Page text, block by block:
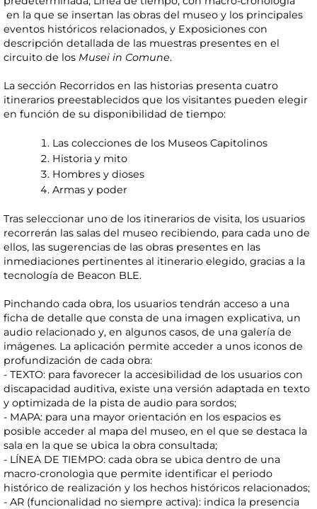
en la que se insertan las obras del museo y los principales
eventos históricos relacionados, y Exposiciones con
descripción detallada de las muestras presentes en el
circuito de los Musei in Comune.
La sección Recorridos en las historias presenta cuatro
itinerarios preestablecidos que los visitantes pueden elegir
en función de su disponibilidad de tiempo:
Las colecciones de los Museos Capitolinos
Historia y mito
Hombres y dioses
Armas y poder
Tras seleccionar uno de los itinerarios de visita, los usuarios
recorrerán las salas del museo recibiendo, para cada uno de
ellos, las sugerencias de las obras presentes en las
inmediaciones pertinentes al itinerario elegido, gracias a la
tecnología de Beacon BLE.
Pinchando cada obra, los usuarios tendrán acceso a una
ficha de detalle que consta de una imagen explicativa, un
audio relacionado y, en algunos casos, de una galería de
imágenes. La aplicación permite acceder a unos iconos de
profundización de cada obra:
- TEXTO: para favorecer la accesibilidad de los usuarios con
discapacidad auditiva, existe una versión adaptada en texto
y optimizada de la pista de audio para sordos;
- MAPA: para una mayor orientación en los espacios es
posible acceder al mapa del museo, en el que se destaca la
sala en la que se ubica la obra consultada;
- LÍNEA DE TIEMPO: cada obra se ubica dentro de una
macro-cronologìa que permite identificar el periodo
histórico de realización y los hechos históricos relacionados;
- AR (funcionalidad no siempre activa): indica la presencia